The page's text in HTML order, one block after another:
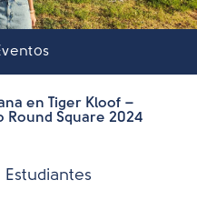
en Tiger Kloof –
Round Square 2024